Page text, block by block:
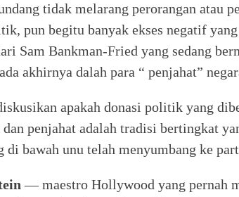
tidak melarang perorangan atau
pun begitu banyak ekses negatif
Sam Bankman-Fried yang sedang
akhirnya dalah para “ penjahat”
apakah donasi politik yang
penjahat adalah tradisi bertingkat
di bawah unu telah menyumbang ke
— maestro Hollywood yang pernah